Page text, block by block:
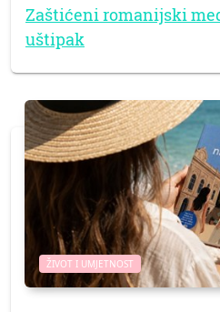
Zaštićeni romanijski
uštipak
ŽIVOT I UMJETNOST